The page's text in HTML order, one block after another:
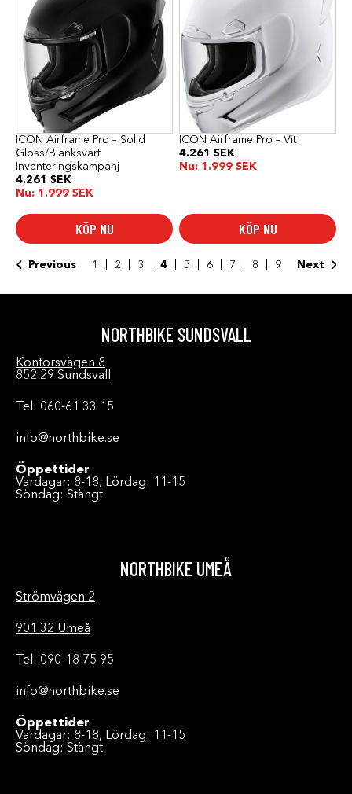
ICON Airframe Pro – Solid
Gloss/Blanksvart
Inventeringskampanj
4.261 SEK
Nu: 1.999 SEK
KÖP NU
produkten
har
flera
varianter.
olika
alternativen
kan
väljas
produktsidan
ICON Airframe Pro – Vit
4.261 SEK
Nu: 1.999 SEK
KÖP NU
produkten
flera
varianter.
De
olika
alternativen
kan
väljas
på
produktsidan
Previous 1 2 3 4 5 6 7 8 9 Next
NORTHBIKE SUNDSVALL
Kontorsvägen 8
852 29 Sundsvall
Tel: 060-61 33 15
info@northbike.se
Öppettider
Vardagar: 8-18, Lördag: 11-15
Söndag: Stängt
NORTHBIKE UMEÅ
Strömvägen 2
901 32 Umeå
Tel: 090-18 75 95
info@northbike.se
Öppettider
Vardagar: 8-18, Lördag: 11-15
Söndag: Stängt